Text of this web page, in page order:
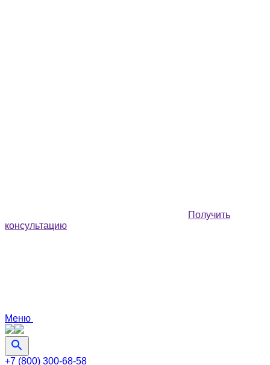
Получить
консультацию
Меню
+7 (800) 300-68-58